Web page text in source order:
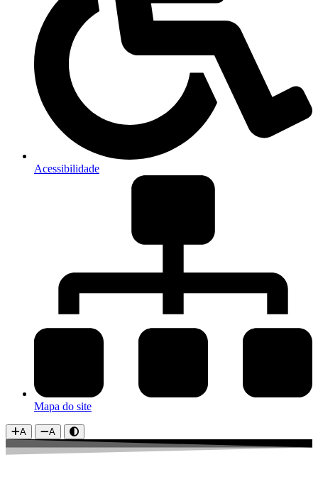
Acessibilidade
Mapa do site
A A